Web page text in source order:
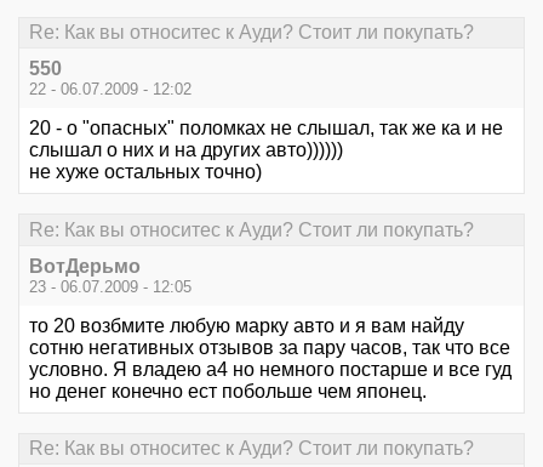
Re: Как вы относитес к Ауди? Стоит ли покупать?
550
22 - 06.07.2009 - 12:02
20 - о "опасных" поломках не слышал, так же ка и не
слышал о них и на других авто))))))
не хуже остальных точно)
Re: Как вы относитес к Ауди? Стоит ли покупать?
ВотДерьмо
23 - 06.07.2009 - 12:05
то 20 возбмите любую марку авто и я вам найду
сотню негативных отзывов за пару часов, так что все
условно. Я владею а4 но немного постарше и все гуд
но денег конечно ест побольше чем японец.
Re: Как вы относитес к Ауди? Стоит ли покупать?